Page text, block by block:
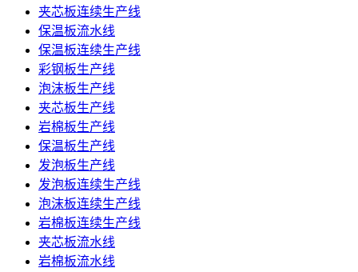
夹芯板连续生产线
保温板流水线
保温板连续生产线
彩钢板生产线
泡沫板生产线
夹芯板生产线
岩棉板生产线
保温板生产线
发泡板生产线
发泡板连续生产线
泡沫板连续生产线
岩棉板连续生产线
夹芯板流水线
岩棉板流水线